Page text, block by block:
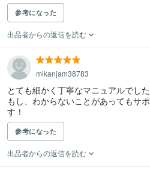
参考になった
出品者からの返信を読む
mikanjam38783
とても細かく丁寧なマニュアルでした
もし、わからないことがあってもサ
す！
参考になった
出品者からの返信を読む